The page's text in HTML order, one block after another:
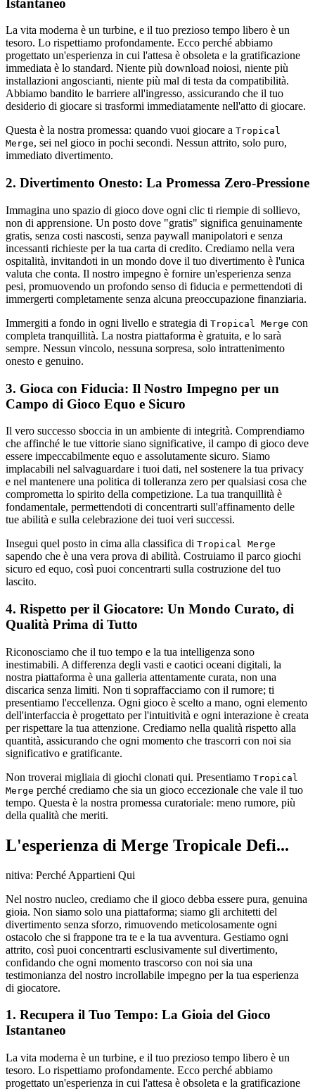
La vita moderna è un turbine, e il tuo prezioso tempo libero è un
tesoro. Lo rispettiamo profondamente. Ecco perché abbiamo
progettato un'esperienza in cui l'attesa è obsoleta e la gratificazione
immediata è lo standard. Niente più download noiosi, niente più
installazioni angoscianti, niente più mal di testa da compatibilità.
Abbiamo bandito le barriere all'ingresso, assicurando che il tuo
desiderio di giocare si trasformi immediatamente nell'atto di giocare.
Questa è la nostra promessa: quando vuoi giocare a Tropical
Merge, sei nel gioco in pochi secondi. Nessun attrito, solo puro,
immediato divertimento.
2. Divertimento Onesto: La Promessa Zero-Pressione
Immagina uno spazio di gioco dove ogni clic ti riempie di sollievo,
non di apprensione. Un posto dove "gratis" significa genuinamente
gratis, senza costi nascosti, senza paywall manipolatori e senza
incessanti richieste per la tua carta di credito. Crediamo nella vera
ospitalità, invitandoti in un mondo dove il tuo divertimento è l'unica
valuta che conta. Il nostro impegno è fornire un'esperienza senza
pesi, promuovendo un profondo senso di fiducia e permettendoti di
immergerti completamente senza alcuna preoccupazione finanziaria.
Immergiti a fondo in ogni livello e strategia di Tropical Merge con
completa tranquillità. La nostra piattaforma è gratuita, e lo sarà
sempre. Nessun vincolo, nessuna sorpresa, solo intrattenimento
onesto e genuino.
3. Gioca con Fiducia: Il Nostro Impegno per un
Campo di Gioco Equo e Sicuro
Il vero successo sboccia in un ambiente di integrità. Comprendiamo
che affinché le tue vittorie siano significative, il campo di gioco deve
essere impeccabilmente equo e assolutamente sicuro. Siamo
implacabili nel salvaguardare i tuoi dati, nel sostenere la tua privacy
e nel mantenere una politica di tolleranza zero per qualsiasi cosa che
comprometta lo spirito della competizione. La tua tranquillità è
fondamentale, permettendoti di concentrarti sull'affinamento delle
tue abilità e sulla celebrazione dei tuoi veri successi.
Insegui quel posto in cima alla classifica di Tropical Merge
sapendo che è una vera prova di abilità. Costruiamo il parco giochi
sicuro ed equo, così puoi concentrarti sulla costruzione del tuo
lascito.
4. Rispetto per il Giocatore: Un Mondo Curato, di
Qualità Prima di Tutto
Riconosciamo che il tuo tempo e la tua intelligenza sono
inestimabili. A differenza degli vasti e caotici oceani digitali, la
nostra piattaforma è una galleria attentamente curata, non una
discarica senza limiti. Non ti sopraffacciamo con il rumore; ti
presentiamo l'eccellenza. Ogni gioco è scelto a mano, ogni elemento
dell'interfaccia è progettato per l'intuitività e ogni interazione è creata
per rispettare la tua attenzione. Crediamo nella qualità rispetto alla
quantità, assicurando che ogni momento che trascorri con noi sia
significativo e gratificante.
Non troverai migliaia di giochi clonati qui. Presentiamo Tropical
Merge perché crediamo che sia un gioco eccezionale che vale il tuo
tempo. Questa è la nostra promessa curatoriale: meno rumore, più
della qualità che meriti.
L'esperienza di Merge Tropicale Defi...
nitiva: Perché Appartieni Qui
Nel nostro nucleo, crediamo che il gioco debba essere pura, genuina
gioia. Non siamo solo una piattaforma; siamo gli architetti del
divertimento senza sforzo, rimuovendo meticolosamente ogni
ostacolo che si frappone tra te e la tua avventura. Gestiamo ogni
attrito, così puoi concentrarti esclusivamente sul divertimento,
confidando che ogni momento trascorso con noi sia una
testimonianza del nostro incrollabile impegno per la tua esperienza
di giocatore.
1. Recupera il Tuo Tempo: La Gioia del Gioco
Istantaneo
La vita moderna è un turbine, e il tuo prezioso tempo libero è un
tesoro. Lo rispettiamo profondamente. Ecco perché abbiamo
progettato un'esperienza in cui l'attesa è obsoleta e la gratificazione